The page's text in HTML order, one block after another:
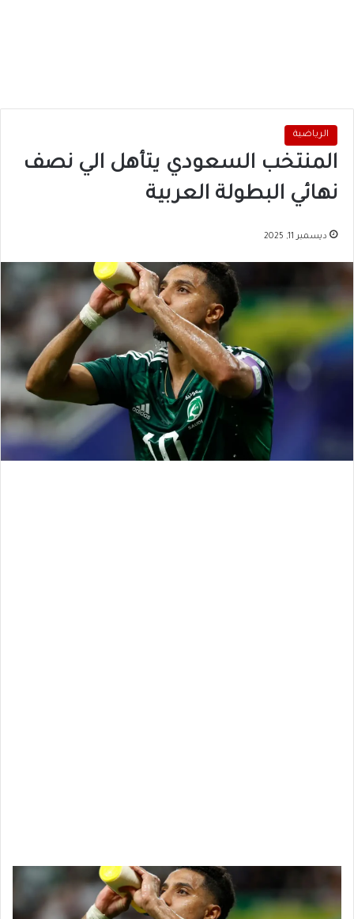
الرياضية
المنتخب السعودي يتأهل الي نصف
نهائي البطولة العربية
ديسمبر 11, 2025